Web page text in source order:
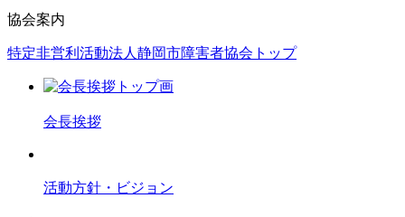
協会案内
特定非営利活動法人静岡市障害者協会トップ
会長挨拶
活動方針・ビジョン